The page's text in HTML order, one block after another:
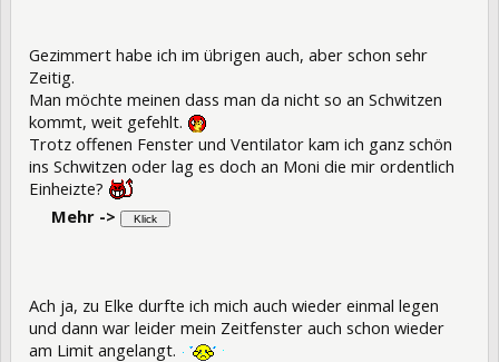
Gezimmert habe ich im übrigen auch, aber schon sehr
Zeitig.
Man möchte meinen dass man da nicht so an Schwitzen
kommt, weit gefehlt.
Trotz offenen Fenster und Ventilator kam ich ganz schön
ins Schwitzen oder lag es doch an Moni die mir ordentlich
Einheizte?
Mehr ->
Ach ja, zu Elke durfte ich mich auch wieder einmal legen
und dann war leider mein Zeitfenster auch schon wieder
am Limit angelangt.